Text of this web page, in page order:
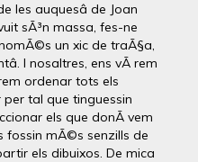
de les auquesâ de Joan
sÃ³n massa, fes-ne
un xic de traÃ§a,
I nosaltres, ens vÃ rem
ordenar tots els
tal que tinguessin
els que donÃ vem
fossin mÃ©s senzills de
els dibuixos. De mica